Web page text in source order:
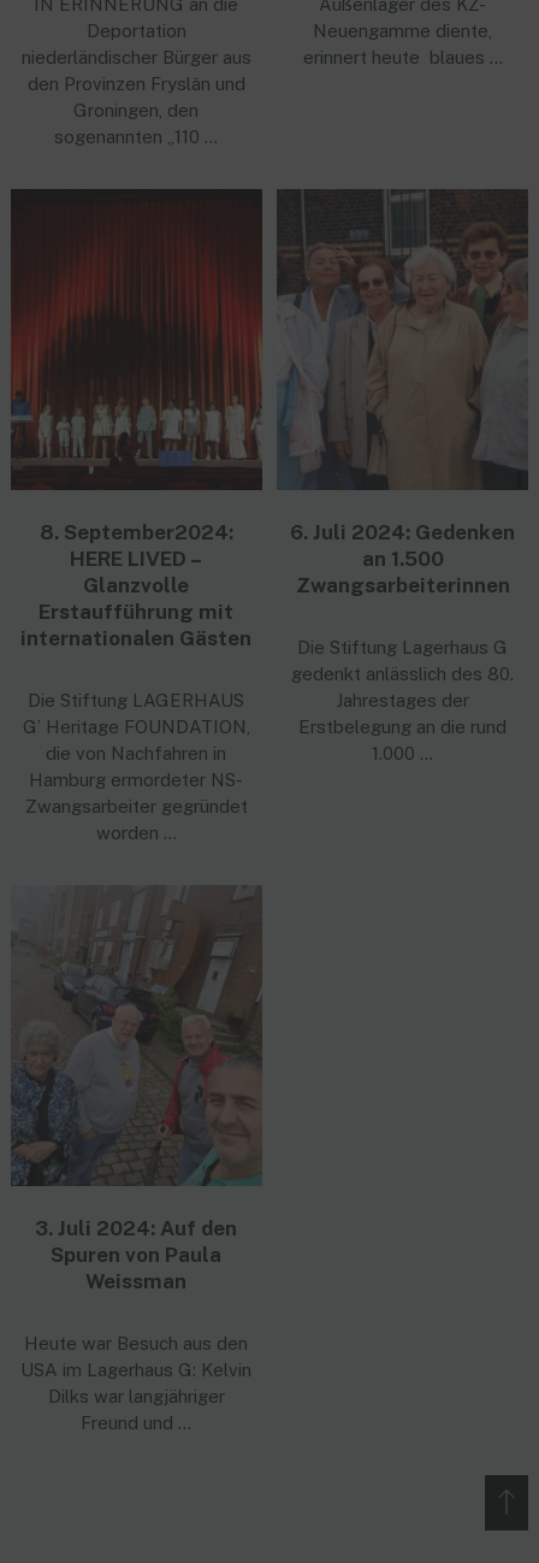
Deportation
niederländischer Bürger aus
den Provinzen Fryslân und
Groningen, den
sogenannten „110 …
Neuengamme diente,
erinnert heute blaues …
8. September2024:
HERE LIVED –
Glanzvolle
Erstaufführung mit
internationalen Gästen
Die Stiftung LAGERHAUS
G’ Heritage FOUNDATION,
die von Nachfahren in
Hamburg ermordeter NS-
Zwangsarbeiter gegründet
worden …
6. Juli 2024: Gedenken
an 1.500
Zwangsarbeiterinnen
Die Stiftung Lagerhaus G
gedenkt anlässlich des 80.
Jahrestages der
Erstbelegung an die rund
1.000 …
3. Juli 2024: Auf den
Spuren von Paula
Weissman
Heute war Besuch aus den
USA im Lagerhaus G: Kelvin
Dilks war langjähriger
Freund und …